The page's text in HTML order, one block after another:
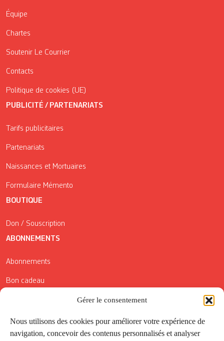
Gérer le consentement
Nous utilisons des cookies pour améliorer votre expérience de
navigation, concevoir des contenus personnalisés et analyser
Équipe
Chartes
Soutenir Le Courrier
Contacts
Politique de cookies (UE)
PUBLICITÉ / PARTENARIATS
Tarifs publicitaires
Partenariats
Naissances et Mortuaires
Formulaire Mémento
BOUTIQUE
Don / Souscription
ABONNEMENTS
Abonnements
Bon cadeau
Conditions générales de vente
Réductions de la Carte Côté Courrier
Application